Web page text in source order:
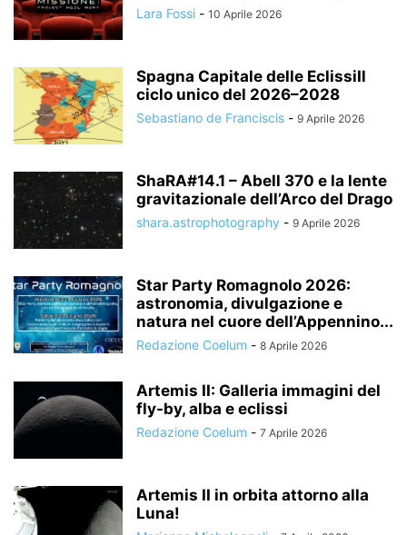
Lara Fossi - 10 Aprile 2026
Spagna Capitale delle EclissiIl
ciclo unico del 2026–2028
Sebastiano de Franciscis - 9 Aprile 2026
ShaRA#14.1 – Abell 370 e la lente
gravitazionale dell’Arco del Drago
shara.astrophotography - 9 Aprile 2026
Star Party Romagnolo 2026:
astronomia, divulgazione e
natura nel cuore dell’Appennino...
Redazione Coelum - 8 Aprile 2026
Artemis II: Galleria immagini del
fly-by, alba e eclissi
Redazione Coelum - 7 Aprile 2026
Artemis II in orbita attorno alla
Luna!